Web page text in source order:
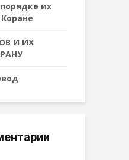
их
И ИХ